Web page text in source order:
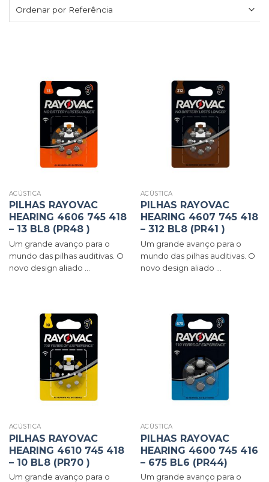
ACÚSTICA
PILHAS RAYOVAC
HEARING 4606 745 418
– 13 BL8 (PR48 )
Um grande avanço para o
mundo das pilhas auditivas. O
novo design aliado ...
ACÚSTICA
PILHAS RAYOVAC
HEARING 4607 745 418
– 312 BL8 (PR41 )
Um grande avanço para o
mundo das pilhas auditivas. O
novo design aliado ...
ACÚSTICA
PILHAS RAYOVAC
HEARING 4610 745 418
– 10 BL8 (PR70 )
Um grande avanço para o
ACÚSTICA
PILHAS RAYOVAC
HEARING 4600 745 416
– 675 BL6 (PR44)
Um grande avanço para o